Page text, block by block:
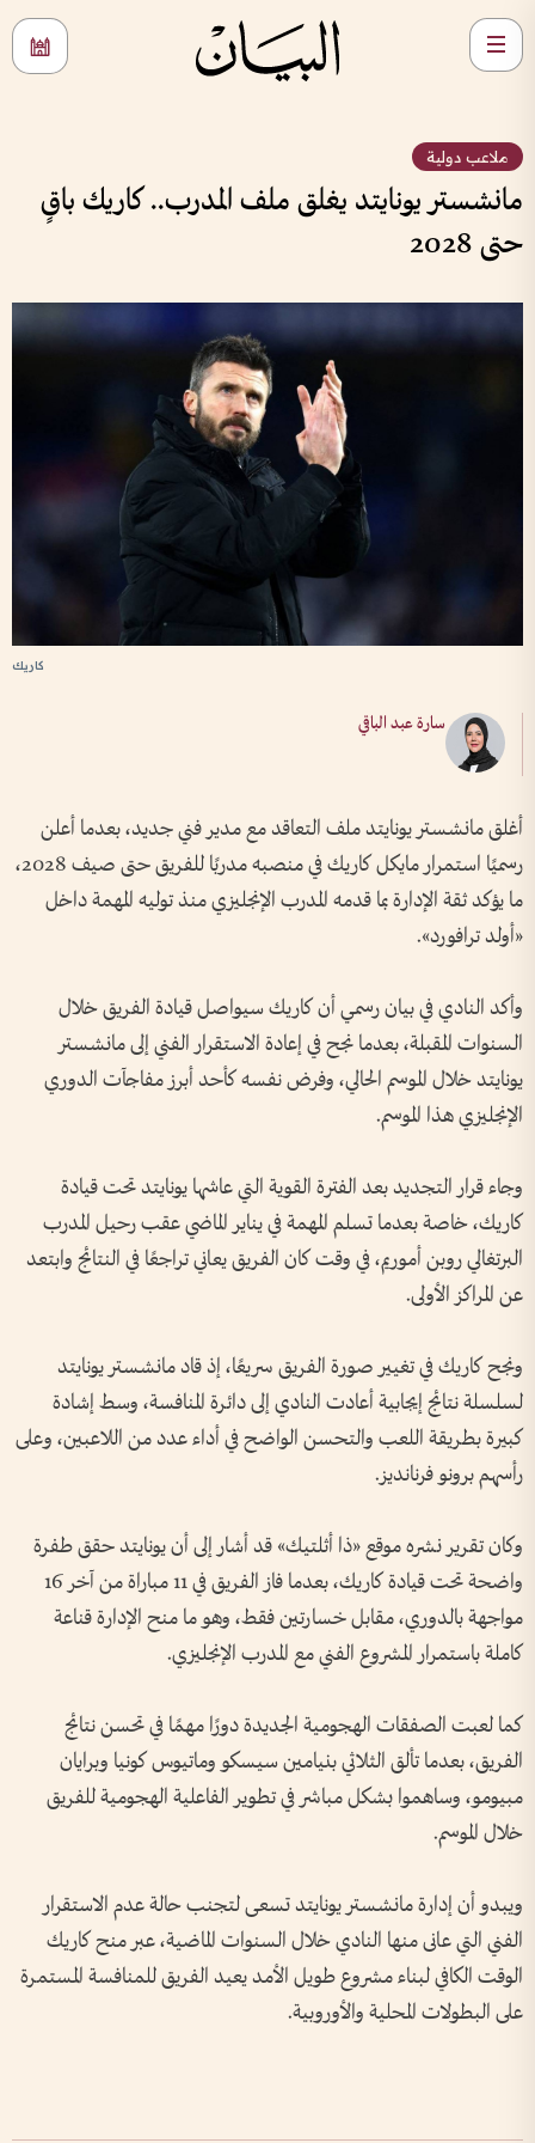
ملاعب دولية
مانشستر يونايتد يغلق ملف المدرب.. كاريك باقٍ
حتى 2028
كاريك
سارة عبد الباقي
أغلق مانشستر يونايتد ملف التعاقد مع مدير فني جديد، بعدما أعلن
رسميًا استمرار مايكل كاريك في منصبه مدربًا للفريق حتى صيف 2028،
ما يؤكد ثقة الإدارة بما قدمه المدرب الإنجليزي منذ توليه المهمة داخل
«أولد ترافورد».
وأكد النادي في بيان رسمي أن كاريك سيواصل قيادة الفريق خلال
السنوات المقبلة، بعدما نجح في إعادة الاستقرار الفني إلى مانشستر
يونايتد خلال الموسم الحالي، وفرض نفسه كأحد أبرز مفاجآت الدوري
الإنجليزي هذا الموسم.
وجاء قرار التجديد بعد الفترة القوية التي عاشها يونايتد تحت قيادة
كاريك، خاصة بعدما تسلم المهمة في يناير الماضي عقب رحيل المدرب
البرتغالي روبن أموريم، في وقت كان الفريق يعاني تراجعًا في النتائج وابتعد
عن المراكز الأولى.
ونجح كاريك في تغيير صورة الفريق سريعًا، إذ قاد مانشستر يونايتد
لسلسلة نتائج إيجابية أعادت النادي إلى دائرة المنافسة، وسط إشادة
كبيرة بطريقة اللعب والتحسن الواضح في أداء عدد من اللاعبين، وعلى
رأسهم برونو فرنانديز.
وكان تقرير نشره موقع «ذا أثلتيك» قد أشار إلى أن يونايتد حقق طفرة
واضحة تحت قيادة كاريك، بعدما فاز الفريق في 11 مباراة من آخر 16
مواجهة بالدوري، مقابل خسارتين فقط، وهو ما منح الإدارة قناعة
كاملة باستمرار المشروع الفني مع المدرب الإنجليزي.
كما لعبت الصفقات الهجومية الجديدة دورًا مهمًا في تحسن نتائج
الفريق، بعدما تألق الثلاثي بنيامين سيسكو وماتيوس كونيا وبرايان
مبيومو، وساهموا بشكل مباشر في تطوير الفاعلية الهجومية للفريق
خلال الموسم.
ويبدو أن إدارة مانشستر يونايتد تسعى لتجنب حالة عدم الاستقرار
الفني التي عانى منها النادي خلال السنوات الماضية، عبر منح كاريك
الوقت الكافي لبناء مشروع طويل الأمد يعيد الفريق للمنافسة المستمرة
على البطولات المحلية والأوروبية.